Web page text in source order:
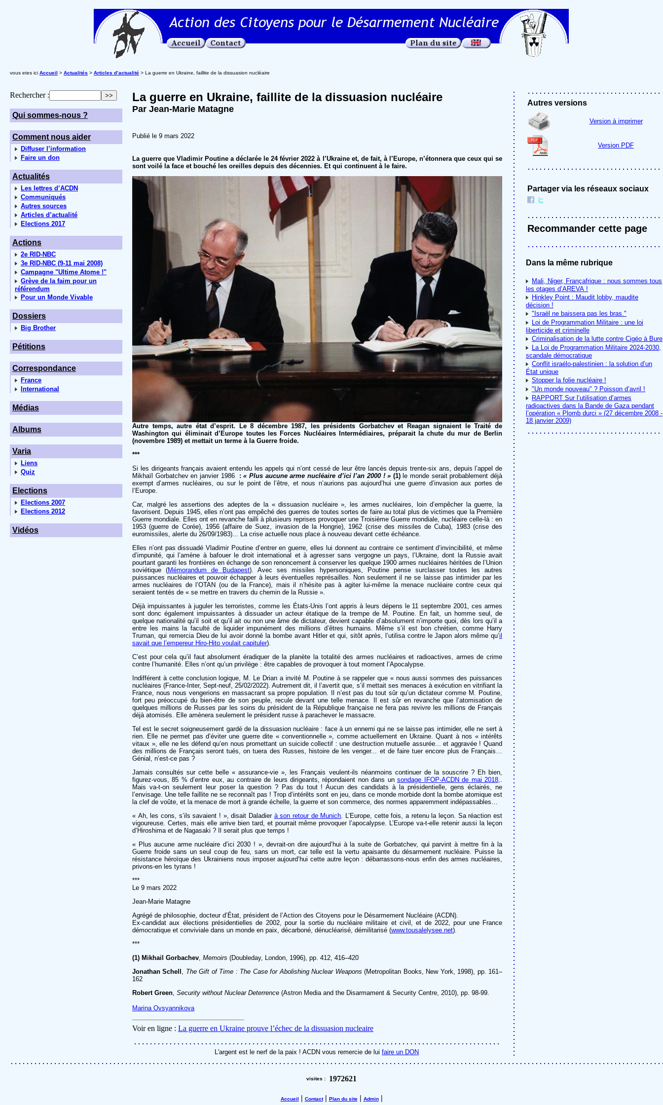
vous etes ici Accueil > Actualités > Articles d’actualité > La guerre en Ukraine, faillite de la dissuasion nucléaire
Rechercher :
Qui sommes-nous ?
Comment nous aider
Diffuser l’information
Faire un don
Actualités
Les lettres d’ACDN
Communiqués
Autres sources
Articles d’actualité
Elections 2017
Actions
2e RID-NBC
3e RID-NBC (9-11 mai 2008)
Campagne "Ultime Atome !"
Grève de la faim pour un
référendum
Pour un Monde Vivable
Dossiers
Big Brother
Pétitions
Correspondance
France
International
Médias
Albums
Varia
Liens
Quiz
Elections
Elections 2007
Elections 2012
Vidéos
La guerre en Ukraine, faillite de la dissuasion nucléaire
Par Jean-Marie Matagne
Publié le 9 mars 2022
La guerre que Vladimir Poutine a déclarée le 24 février 2022 à l’Ukraine et, de fait, à l’Europe, n’étonnera que ceux qui se
sont voilé la face et bouché les oreilles depuis des décennies. Et qui continuent à le faire.
Autre temps, autre état d’esprit. Le 8 décembre 1987, les présidents Gorbatchev et Reagan signaient le Traité de
Washington qui éliminait d’Europe toutes les Forces Nucléaires Intermédiaires, préparait la chute du mur de Berlin
(novembre 1989) et mettait un terme à la Guerre froide.
***
Si les dirigeants français avaient entendu les appels qui n’ont cessé de leur être lancés depuis trente-six ans, depuis l’appel de
Mikhaïl Gorbatchev en janvier 1986
:« Plus aucune arme nucléaire d’ici l’an 2000 ! » (1) le monde serait probablement déjà
exempt d’armes nucléaires, ou sur le point de l’être, et nous n’aurions pas aujourd’hui une guerre d’invasion aux portes de
l’Europe.
Car, malgré les assertions des adeptes de la « dissuasion nucléaire », les armes nucléaires, loin d’empêcher la guerre, la
favorisent. Depuis 1945, elles n’ont pas empêché des guerres de toutes sortes de faire au total plus de victimes que la Première
Guerre mondiale. Elles ont en revanche failli à plusieurs reprises provoquer une Troisième Guerre mondiale, nucléaire celle-là : en
1953 (guerre de Corée), 1956 (affaire de Suez, invasion de la Hongrie), 1962 (crise des missiles de Cuba), 1983 (crise des
euromissiles, alerte du 26/09/1983)... La crise actuelle nous place à nouveau devant cette échéance.
Elles n’ont pas dissuadé Vladimir Poutine d’entrer en guerre, elles lui donnent au contraire ce sentiment d’invincibilité, et même
d’impunité, qui l’amène à bafouer le droit international et à agresser sans vergogne un pays, l’Ukraine, dont la Russie avait
pourtant garanti les frontières en échange de son renoncement à conserver les quelque 1900 armes nucléaires héritées de l’Union
soviétique (Mémorandum de Budapest). Avec ses missiles hypersoniques, Poutine pense surclasser toutes les autres
puissances nucléaires et pouvoir échapper à leurs éventuelles représailles. Non seulement il ne se laisse pas intimider par les
armes nucléaires de l’OTAN (ou de la France), mais il n’hésite pas à agiter lui-même la menace nucléaire contre ceux qui
seraient tentés de « se mettre en travers du chemin de la Russie ».
Déjà impuissantes à juguler les terroristes, comme les États-Unis l’ont appris à leurs dépens le 11 septembre 2001, ces armes
sont donc également impuissantes à dissuader un acteur étatique de la trempe de M. Poutine. En fait, un homme seul, de
quelque nationalité qu’il soit et qu’il ait ou non une âme de dictateur, devient capable d’absolument n’importe quoi, dès lors qu’il a
entre les mains la faculté de liquider impunément des millions d’êtres humains. Même s’il est bon chrétien, comme Harry
Truman, qui remercia Dieu de lui avoir donné la bombe avant Hitler et qui, sitôt après, l’utilisa contre le Japon alors même qu’il
savait que l’empereur Hiro-Hito voulait capituler).
C’est pour cela qu’il faut absolument éradiquer de la planète la totalité des armes nucléaires et radioactives, armes de crime
contre l’humanité. Elles n’ont qu’un privilège : être capables de provoquer à tout moment l’Apocalypse.
Indifférent à cette conclusion logique, M. Le Drian a invité M. Poutine à se rappeler que « nous aussi sommes des puissances
nucléaires (France-Inter, Sept-neuf, 25/02/2022). Autrement dit, il l’avertit que, s’il mettait ses menaces à exécution en vitrifiant la
France, nous nous vengerions en massacrant sa propre population. Il n’est pas du tout sûr qu’un dictateur comme M. Poutine,
fort peu préoccupé du bien-être de son peuple, recule devant une telle menace. Il est sûr en revanche que l’atomisation de
quelques millions de Russes par les soins du président de la République française ne fera pas revivre les millions de Français
déjà atomisés. Elle amènera seulement le président russe à parachever le massacre.
Tel est le secret soigneusement gardé de la dissuasion nucléaire : face à un ennemi qui ne se laisse pas intimider, elle ne sert à
rien. Elle ne permet pas d’éviter une guerre dite « conventionnelle », comme actuellement en Ukraine. Quant à nos « intérêts
vitaux », elle ne les défend qu’en nous promettant un suicide collectif : une destruction mutuelle assurée... et aggravée ! Quand
des millions de Français seront tués, on tuera des Russes, histoire de les venger... et de faire tuer encore plus de Français…
Génial, n’est-ce pas ?
Jamais consultés sur cette belle « assurance-vie », les Français veulent-ils néanmoins continuer de la souscrire ? Eh bien,
figurez-vous, 85 % d’entre eux, au contraire de leurs dirigeants, répondaient non dans unsondage IFOP-ACDN de mai 2018,.
Mais va-t-on seulement leur poser la question ? Pas du tout ! Aucun des candidats à la présidentielle, gens éclairés, ne
l’envisage. Une telle faillite ne se reconnaît pas ! Trop d’intérêts sont en jeu, dans ce monde morbide dont la bombe atomique est
la clef de voûte, et la menace de mort à grande échelle, la guerre et son commerce, des normes apparemment indépassables…
« Ah, les cons, s’ils savaient ! », disait Daladier à son retour de Munich. L’Europe, cette fois, a retenu la leçon. Sa réaction est
vigoureuse. Certes, mais elle arrive bien tard, et pourrait même provoquer l’apocalypse. L’Europe va-t-elle retenir aussi la leçon
d’Hiroshima et de Nagasaki ? Il serait plus que temps !
« Plus aucune arme nucléaire d’ici 2030 ! », devrait-on dire aujourd’hui à la suite de Gorbatchev, qui parvint à mettre fin à la
Guerre froide sans un seul coup de feu, sans un mort, car telle est la vertu apaisante du désarmement nucléaire. Puisse la
résistance héroïque des Ukrainiens nous imposer aujourd’hui cette autre leçon : débarrassons-nous enfin des armes nucléaires,
privons-en les tyrans !
***
Le 9 mars 2022
Jean-Marie Matagne
Agrégé de philosophie, docteur d’État, président de l’Action des Citoyens pour le Désarmement Nucléaire (ACDN).
Ex-candidat aux élections présidentielles de 2002, pour la sortie du nucléaire militaire et civil, et de 2022, pour une France
démocratique et conviviale dans un monde en paix, décarboné, dénucléarisé, démilitarisé (www.tousalelysee.net).
***
(1) Mikhail Gorbachev, Memoirs (Doubleday, London, 1996), pp. 412, 416–420
Jonathan Schell , The Gift of Time : The Case for Abolishing Nuclear Weapons(Metropolitan Books, New York, 1998), pp. 161–
162
Robert Green, Security without Nuclear Deterrence (Astron Media and the Disarmament & Security Centre, 2010), pp. 98-99.
Marina Ovsyannikova
Voir en ligne : La guerre en Ukraine prouve l’échec de la dissuasion nucleaire
L'argent est le nerf de la paix ! ACDN vous remercie de lui faire un DON
Autres versions
Version à imprimer
Version PDF
Partager via les réseaux sociaux
Recommander cette page
Dans la même rubrique
Mali, Niger, Françafrique : nous sommes tous
les otages d’AREVA !
Hinkley Point : Maudit lobby, maudite
décision !
"Israël ne baissera pas les bras."
Loi de Programmation Militaire : une loi
liberticide et criminelle
Criminalisation de la lutte contre Cigéo à Bure
La Loi de Programmation Militaire 2024-2030,
scandale démocratique
Conflit israélo-palestinien : la solution d’un
État unique
Stopper la folie nucléaire !
"Un monde nouveau" ? Poisson d’avril !
RAPPORT Sur l’utilisation d’armes
radioactives dans la Bande de Gaza pendant
l’opération « Plomb durci » (27 décembre 2008 -
18 janvier 2009)
visites : 1972621
Accueil | Contact| Plan du site| Admin|